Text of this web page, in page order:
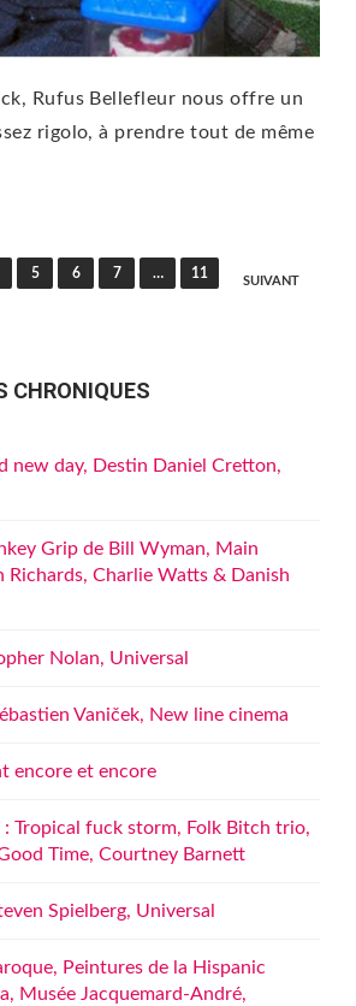
Rufus Bellefleur nous offre un
rigolo, à prendre tout de même
5 6 7 … 11
SUIVANT
CHRONIQUES
new day, Destin Daniel Cretton,
Grip de Bill Wyman, Main
Richards, Charlie Watts & Danish
Nolan, Universal
Vaniček, New line cinema
encore et encore
: Tropical fuck storm, Folk Bitch trio,
Time, Courtney Barnett
Spielberg, Universal
Peintures de la Hispanic
Musée Jacquemard-André,